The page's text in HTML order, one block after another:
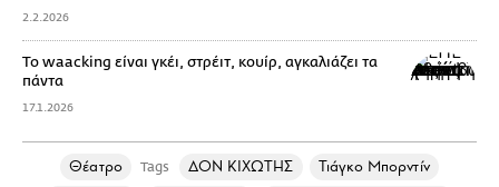
2.2.2026
Το waacking είναι γκέι, στρέιτ, κουίρ, αγκαλιάζει τα
πάντα
17.1.2026
Θέατρο Tags ΔΟΝ ΚΙΧΩΤΗΣ
Τιάγκο Μπορντίν